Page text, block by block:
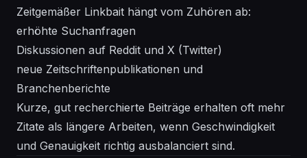
Zeitgemäßer Linkbait hängt vom Zuhören ab:
erhöhte Suchanfragen
Diskussionen auf Reddit und X (Twitter)
neue Zeitschriftenpublikationen und
Branchenberichte
Kurze, gut recherchierte Beiträge erhalten oft mehr
Zitate als längere Arbeiten, wenn Geschwindigkeit
und Genauigkeit richtig ausbalanciert sind.